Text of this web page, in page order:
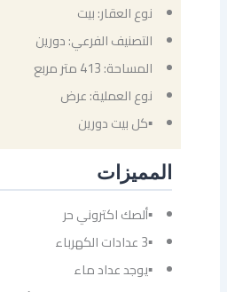
نوع العقار: بيت
التصنيف الفرعي: دورين
المساحة: 413 متر مربع
نوع العملية: عرض
▪كل بيت دورين
المميزات
▪ألصك اكتروني حر
▪3 عدادات الكهرباء
▪يوجد عداد ماء